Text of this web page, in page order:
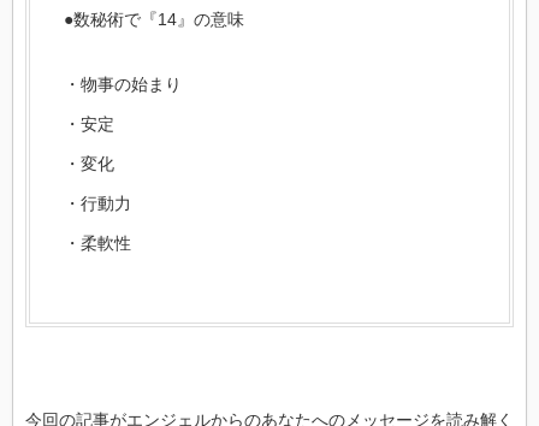
●数秘術で『14』の意味
・物事の始まり
・安定
・変化
・行動力
・柔軟性
今回の記事がエンジェルからのあなたへのメッセージを読み解く